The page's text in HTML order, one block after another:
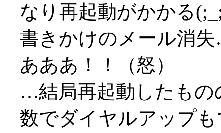
なり再起動がかかる
書きかけのメール消
あああ！！（怒）
…結局再起動したもの
数でダイヤルアップ